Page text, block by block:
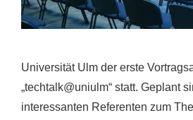
Universität Ulm der erste
„techtalk@uniulm“ statt. Geplant
interessanten Referenten zum